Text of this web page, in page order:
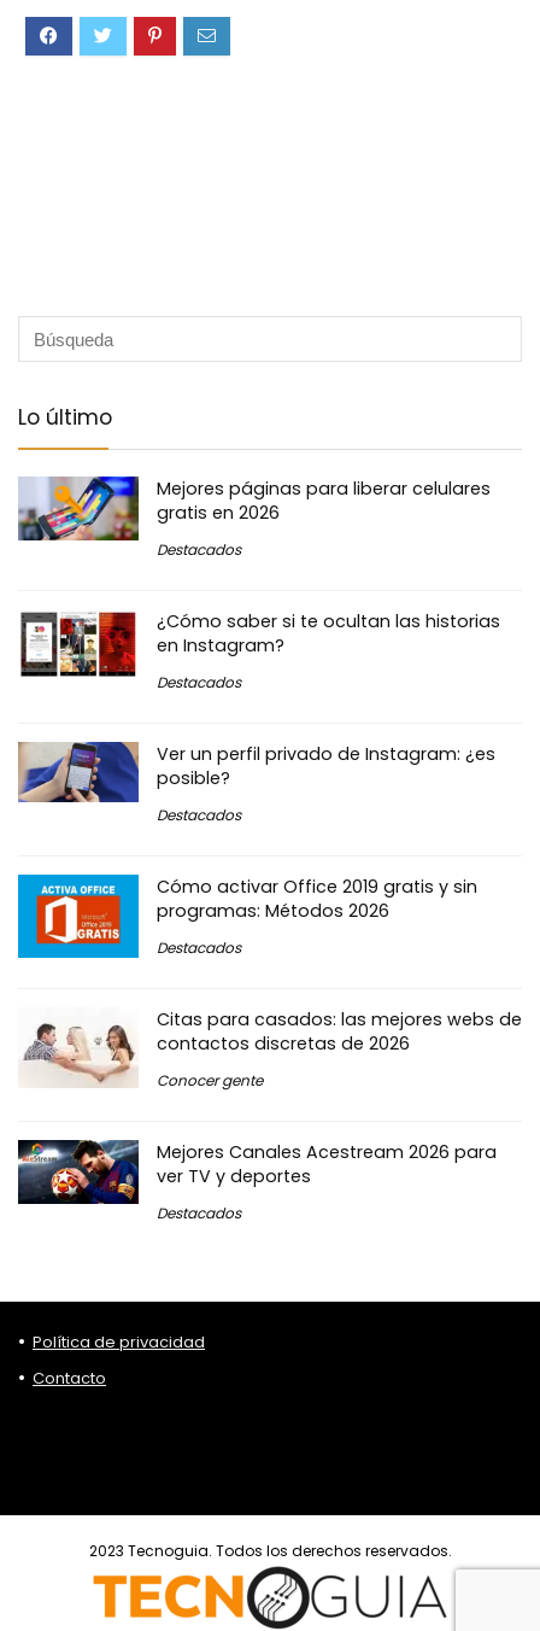
Lo último
Mejores páginas para liberar celulares
gratis en 2026
Destacados
¿Cómo saber si te ocultan las historias
en Instagram?
Destacados
Ver un perfil privado de Instagram: ¿es
posible?
Destacados
Cómo activar Office 2019 gratis y sin
programas: Métodos 2026
Destacados
Citas para casados: las mejores webs de
contactos discretas de 2026
Conocer gente
Mejores Canales Acestream 2026 para
ver TV y deportes
Destacados
Política de privacidad
Contacto
2023 Tecnoguia. Todos los derechos reservados.